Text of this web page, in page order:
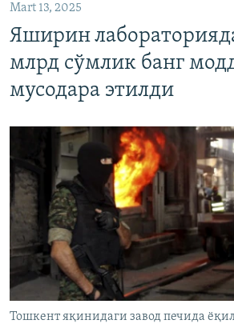
Mart 13, 2025
Яширин
млрд сўмлик банг
мусодара этилди
Тошкент яқинидаги завод печида